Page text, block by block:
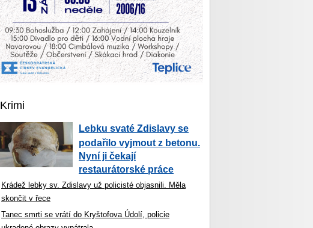
Krimi
Lebku svaté Zdislavy se
podařilo vyjmout z betonu.
Nyní ji čekají
restaurátorské práce
Krádež lebky sv. Zdislavy už policisté objasnili. Měla
skončit v řece
Tanec smrti se vrátí do Kryštofova Údolí, policie